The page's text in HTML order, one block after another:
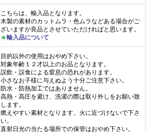
こちらは、輸入品となります。
木製の素材のカットムラ・色ムラなどある場合がご
ざいますが良品とさせていただければと思います。
★輸入品について
目的以外の使用はおやめ下さい。
対象年齢１２才以上のお品となります。
誤飲・誤食による窒息の恐れがあります。
小さなお子様に与えぬよう十分ご注意下さい。
防水・防熱加工ではありません。
高熱・高圧を避け、洗濯の際は取り外しをお願い致
します。
燃えやすい素材となります。火に近づけないで下さ
い。
直射日光の当たる場所での保管はおやめ下さい。